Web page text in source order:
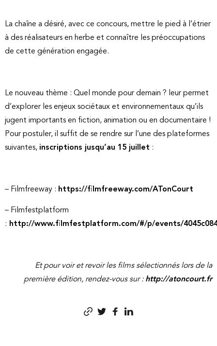
La chaîne a désiré, avec ce concours, mettre le pied à l’étrier
à des réalisateurs en herbe et connaître les préoccupations
de cette génération engagée.
Le nouveau thème : Quel monde pour demain ? leur permet
d’explorer les enjeux sociétaux et environnementaux qu’ils
jugent importants en fiction, animation ou en documentaire !
Pour postuler, il suffit de se rendre sur l’une des plateformes
suivantes, inscriptions jusqu’au 15 juillet :
– Filmfreeway : https://filmfreeway.com/ATonCourt
– Filmfestplatform
: http://www.filmfestplatform.com/#/p/events/
Et pour voir et revoir les films sélectionnés lors de la
première édition, rendez-vous sur : http://atoncourt.fr